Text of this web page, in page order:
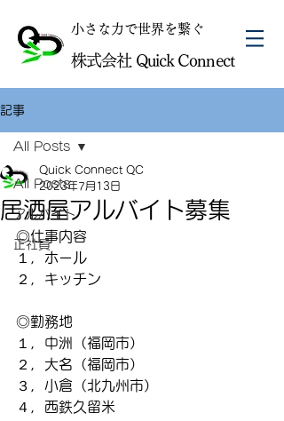
​小さな力で世界を繋ぐ
株式会社 Quick Connect
記事
All Posts
アルバイト
正社員
All Posts
居酒屋アルバイト募集
Quick Connect QC
2023年7月13日
◎仕事内容
１，ホール
２，キッチン
◎勤務地
１，中洲（福岡市）
２，大名（福岡市）
３，小倉（北九州市）
４，西鉄久留米